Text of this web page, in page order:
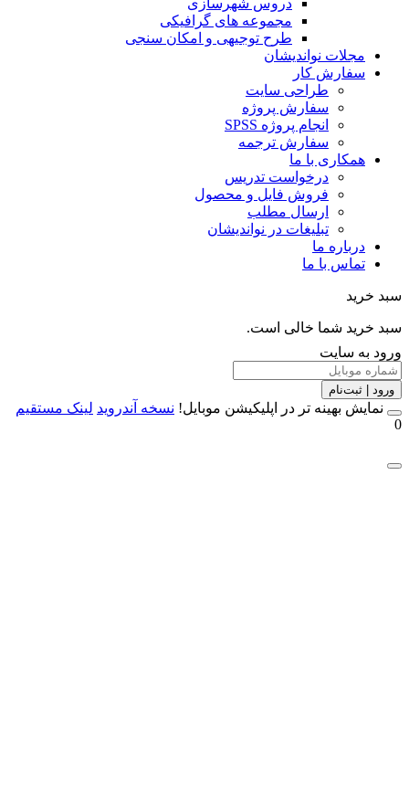
مجموعه های گرافیکی
طرح توجیهی و امکان سنجی
مجلات نواندیشان
سفارش کار
طراحی سایت
سفارش پروژه
انجام پروژه SPSS
سفارش ترجمه
همکاری با ما
درخواست تدریس
فروش فایل و محصول
ارسال مطلب
تبلیغات در نواندیشان
درباره ما
تماس با ما
خرید شما خالی است.
به سایت
| ثبت‌نام
بهینه تر در اپلیکیشن موبایل!نسخه آندروید لینک مستقیم